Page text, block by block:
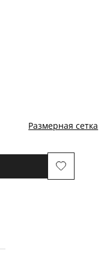
Размерная сетка